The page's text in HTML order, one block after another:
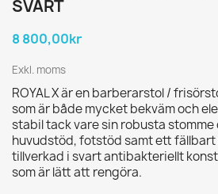
SVART
8 800,00kr
Exkl. moms
ROYAL X är en barberarstol /
som är både mycket bekväm och
stabil tack vare sin robusta
huvudstöd, fotstöd samt ett
tillverkad i svart antibakteriellt
som är lätt att rengöra.